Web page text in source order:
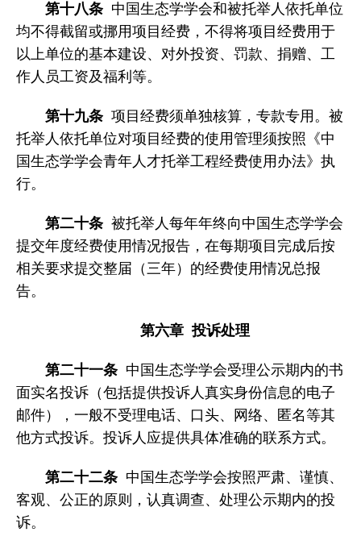
第十八条 中国生态学学会和被托举人依托单位
均不得截留或挪用项目经费，不得将项目经费用于
以上单位的基本建设、对外投资、罚款、捐赠、工
作人员工资及福利等。
第十九条 项目经费须单独核算，专款专用。被
托举人依托单位对项目经费的使用管理须按照《中
国生态学学会青年人才托举工程经费使用办法》执
行。
第二十条被托举人每年年终向中国生态学学会
提交年度经费使用情况报告，在每期项目完成后按
相关要求提交整届（三年）的经费使用情况总报
告。
第六章 投诉处理
第二十一条 中国生态学学会受理公示期内的书
面实名投诉（包括提供投诉人真实身份信息的电子
邮件），一般不受理电话、口头、网络、匿名等其
他方式投诉。投诉人应提供具体准确的联系方式。
第二十二条 中国生态学学会按照严肃、谨慎、
客观、公正的原则，认真调查、处理公示期内的投
诉。